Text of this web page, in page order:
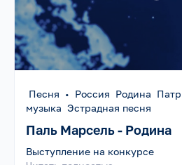
Песня • Россия Родина
музыка Эстрадная песня
Паль Марсель - Родина
Выступление на конкурсе